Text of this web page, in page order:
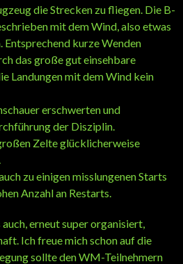
die Strecken zu fliegen. Die B-
mit dem Wind, also etwas
kurze Wenden
das große gut einsehbare
Landungen mit dem Wind kein
erschwerten und
der Disziplin.
Zelte glücklicherweise
zu einigen misslungenen Starts
Anzahl an Restarts.
erneut super organisiert,
Ich freue mich schon auf die
sollte den WM-Teilnehmern